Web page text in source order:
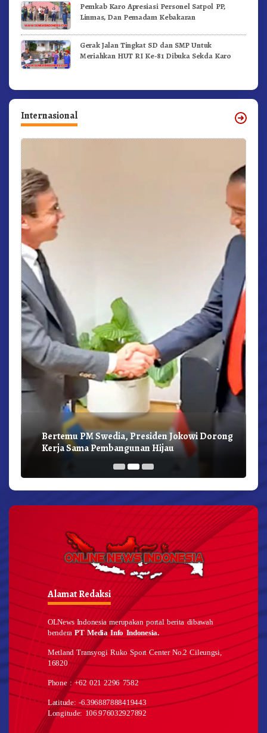
Pemkab Karo Apresiasi Personel Satpol PP,
Linmas, Dan Pemadam Kebakaran
Gerak Jalan Tingkat SD dan SMP Untuk
Meriahkan HUT RI Ke-81 Dibuka Sekda Karo
Internasional
Bertemu PM Swedia, Presiden Jokowi Dorong
Kerja Sama Pembangunan Hijau
Alamat Redaksi
OLNews Indonesia merupakan portal berita dibawah
benderaPT Media Info Indonesia.
Metland Transyogi Ruko Sport Center No.2 Cileungsi,
16820
Phone : +62 021 2296 7582
Latitude: -6.396887888419443
Longitude: 106.976032927892